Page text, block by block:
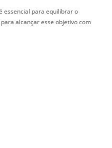
essencial para equilibrar o
alcançar esse objetivo com